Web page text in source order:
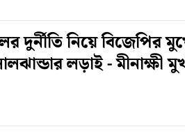
দুর্নীতি নিয়ে বিজেপির
লড়াই - মীনাক্ষী